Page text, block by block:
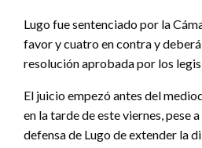
Lugo fue sentenciado por la
favor y cuatro en contra y
resolución aprobada por los
El juicio empezó antes del
en la tarde de este viernes, pese
defensa de Lugo de extender la